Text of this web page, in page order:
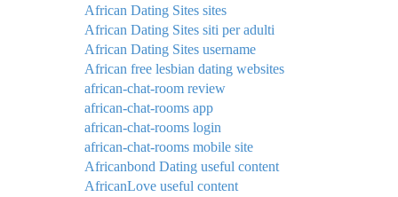
African Dating Sites sites
African Dating Sites siti per adulti
African Dating Sites username
African free lesbian dating websites
african-chat-room review
african-chat-rooms app
african-chat-rooms login
african-chat-rooms mobile site
Africanbond Dating useful content
AfricanLove useful content